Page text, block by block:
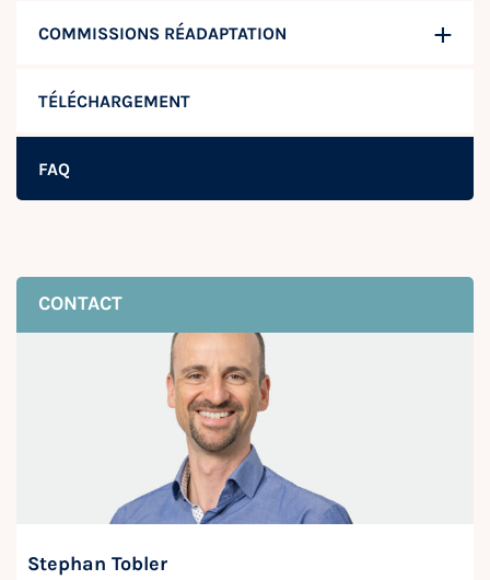
COMMISSIONS RÉADAPTATION
TÉLÉCHARGEMENT
FAQ
CONTACT
Stephan Tobler